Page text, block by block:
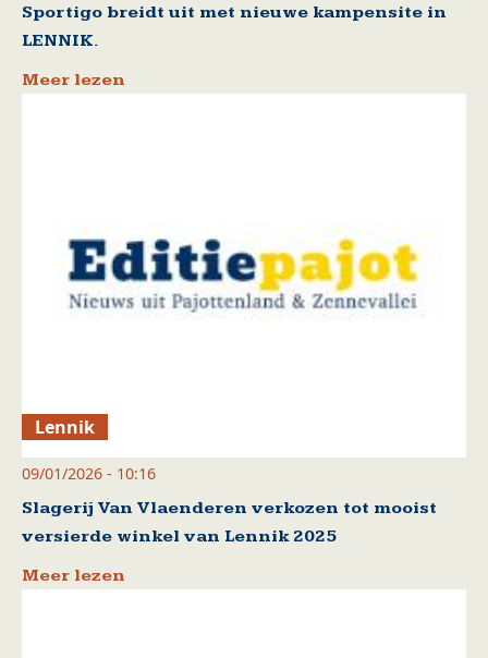
Sportigo breidt uit met nieuwe kampensite in
LENNIK.
Meer lezen
Lennik
09/01/2026 - 10:16
Slagerij Van Vlaenderen verkozen tot mooist
versierde winkel van Lennik 2025
Meer lezen